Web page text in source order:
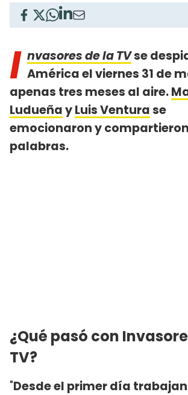
I nvasores de la TVse
América el viernes 31 de
apenas tres meses al aire.
LudueñayLuis Venturase
emocionaron y
palabras.
¿Qué pasó con
TV?
"Desde el primer día